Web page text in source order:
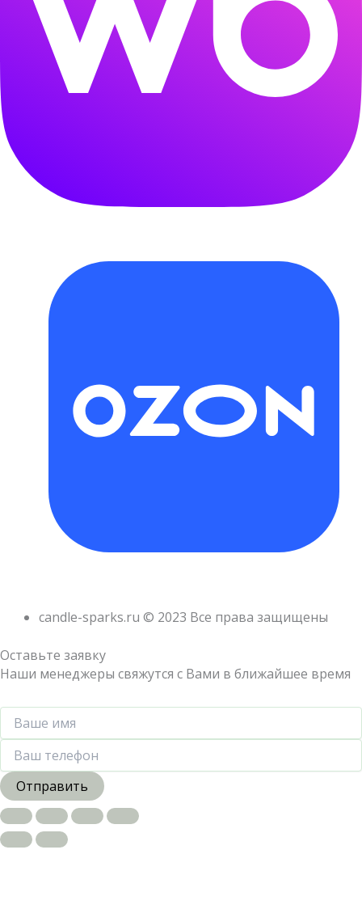
candle-sparks.ru © 2023 Все права защищены
Оставьте заявку
Наши менеджеры свяжутся с Вами в ближайшее время
Отправить